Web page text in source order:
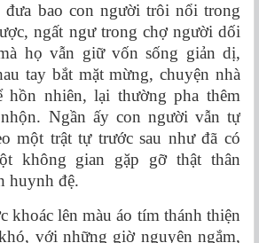
bao con người trôi nổi trong
ngất ngư trong chợ người dối
họ vẫn giữ vốn sống giản dị,
tay bắt mặt mừng, chuyện nhà
hồn nhiên, lại thường pha thêm
Ngần ấy con người vẫn tự
một trật tự trước sau như đã có
không gian gặp gỡ thật thân
huynh đệ.
khoác lên màu áo tím thánh thiện
với những giờ nguyện ngắm,